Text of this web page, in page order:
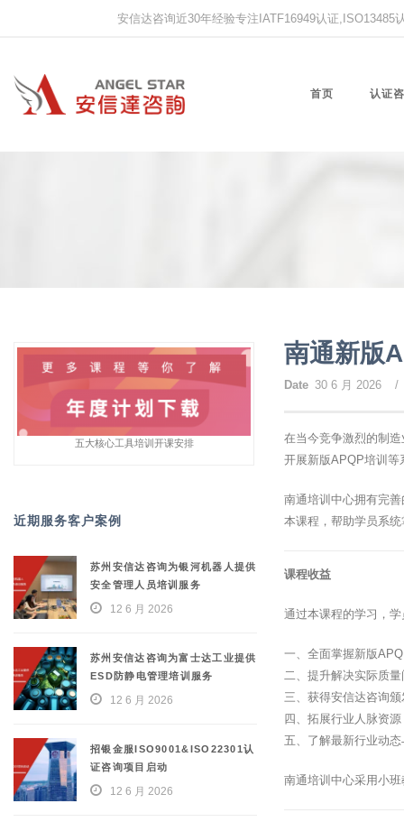
安信达咨询近30年经验专注IATF16949认证
首页 认证
南通新版
Date 30 6 月 2026 /
在当今竞争激烈的制
开展新版APQP培训等
南通培训中心拥有完
本课程，帮助学员系
课程收益
通过本课程的学习，
一、全面掌握新版
二、提升解决实际质
三、获得安信达咨询
四、拓展行业人脉资
五、了解最新行业动
南通培训中心采用小
五大核心工具培训开课安排
近期服务客户案例
苏州安信达咨询为银河机器人提供
安全管理人员培训服务
12 6 月 2026
苏州安信达咨询为富士达工业提供
ESD防静电管理培训服务
12 6 月 2026
招银金服ISO9001&ISO22301认
证咨询项目启动
12 6 月 2026